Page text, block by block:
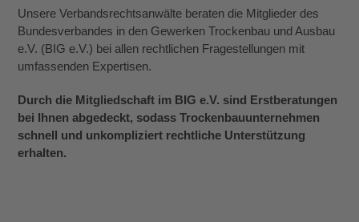
Unsere Verbandsrechtsanwälte beraten die Mitglieder des
Bundesverbandes in den Gewerken Trockenbau und Ausbau
e.V. (BIG e.V.) bei allen rechtlichen Fragestellungen mit
umfassenden Expertisen.
Durch die Mitgliedschaft im BIG e.V. sind Erstberatungen
bei Ihnen abgedeckt, sodass Trockenbauunternehmen
schnell und unkompliziert rechtliche Unterstützung
erhalten.